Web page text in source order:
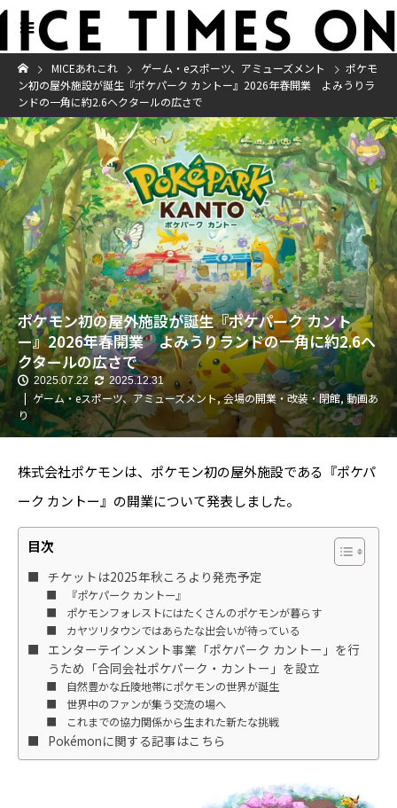
MICEあれこれ ゲーム・eスポーツ、アミューズメント
ポケモ
ン初の屋外施設が誕生『ポケパーク カントー』2026年春開業 よみうりラ
ンドの一角に約2.6ヘクタールの広さで
ポケモン初の屋外施設が誕生『ポケパーク カント
ー』2026年春開業 よみうりランドの一角に約2.6ヘ
クタールの広さで
2025.07.22 2025.12.31
ゲーム・eスポーツ、アミューズメント,会場の開業・改装・閉館,動画あ
り
株式会社ポケモンは、ポケモン初の屋外施設である『ポケパ
ーク カントー』の開業について発表しました。
目次
チケットは2025年秋ころより発売予定
『ポケパーク カントー』
ポケモンフォレストにはたくさんのポケモンが暮らす
カヤツリタウンではあらたな出会いが待っている
エンターテインメント事業「ポケパーク カントー」を行
うため「合同会社ポケパーク・カントー」を設立
自然豊かな丘陵地帯にポケモンの世界が誕生
世界中のファンが集う交流の場へ
これまでの協力関係から生まれた新たな挑戦
Pokémonに関する記事はこちら